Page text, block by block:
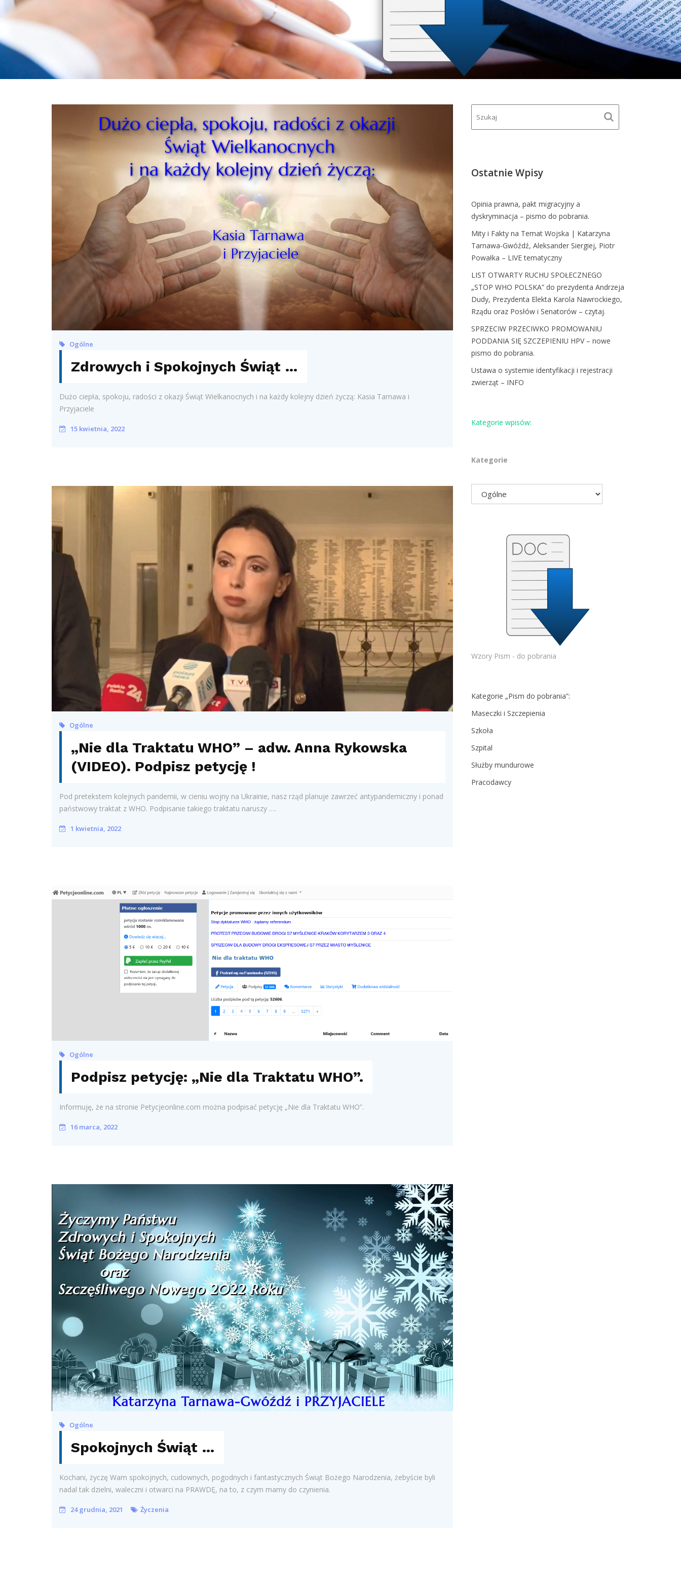
Ogólne
Zdrowych i Spokojnych Świąt …
Dużo ciepła, spokoju, radości z okazji Świąt Wielkanocnych i na każdy kolejny dzień życzą: Kasia Tarnawa i
Przyjaciele
15 kwietnia, 2022
Ogólne
„Nie dla Traktatu WHO” – adw. Anna Rykowska
(VIDEO). Podpisz petycję !
Pod pretekstem kolejnych pandemii, w cieniu wojny na Ukrainie, nasz rząd planuje zawrzeć antypandemiczny i ponad
państwowy traktat z WHO. Podpisanie takiego traktatu naruszy ….
1 kwietnia, 2022
Ogólne
Podpisz petycję: „Nie dla Traktatu WHO”.
Informuję, że na stronie Petycjeonline.com można podpisać petycję „Nie dla Traktatu WHO”.
16 marca, 2022
Ogólne
Spokojnych Świąt …
Kochani, życzę Wam spokojnych, cudownych, pogodnych i fantastycznych Świąt Bożego Narodzenia, żebyście byli
nadal tak dzielni, waleczni i otwarci na PRAWDĘ, na to, z czym mamy do czynienia.
24 grudnia, 2021 Życzenia
Ostatnie Wpisy
Opinia prawna, pakt migracyjny a
dyskryminacja – pismo do pobrania.
Mity i Fakty na Temat Wojska | Katarzyna
Tarnawa-Gwóźdź, Aleksander Siergiej, Piotr
Powałka – LIVE tematyczny
LIST OTWARTY RUCHU SPOŁECZNEGO
„STOP WHO POLSKA” do prezydenta Andrzeja
Dudy, Prezydenta Elekta Karola Nawrockiego,
Rządu oraz Posłów i Senatorów – czytaj.
SPRZECIW PRZECIWKO PROMOWANIU
PODDANIA SIĘ SZCZEPIENIU HPV – nowe
pismo do pobrania.
Ustawa o systemie identyfikacji i rejestracji
zwierząt – INFO
Kategorie wpisów:
Kategorie
Wzory Pism - do pobrania
Kategorie „Pism do pobrania”:
Maseczki i Szczepienia
Szkoła
Szpital
Służby mundurowe
Pracodawcy